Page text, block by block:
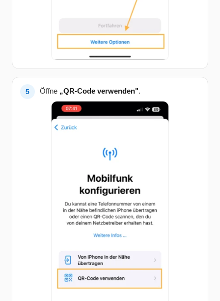
Öffne „QR-Code verwenden".